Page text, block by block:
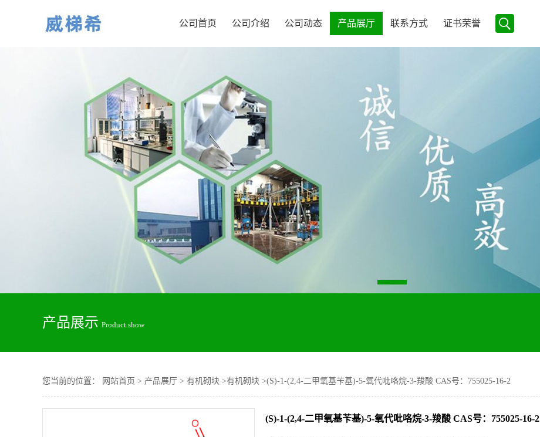
公司首页 公司介绍 公司动态 产品展厅 联系方式 证书荣誉
产品展示 Product show
您当前的位置： 网站首页 > 产品展厅 > 有机砌块 >有机砌块 >(S)-1-(2,4-二甲氧基苄基)-5-氧代吡咯烷-3-羧酸 CAS号：755025-16-2
(S)-1-(2,4-二甲氧基苄基)-5-氧代吡咯烷-3-羧酸 CAS号：755025-16-2